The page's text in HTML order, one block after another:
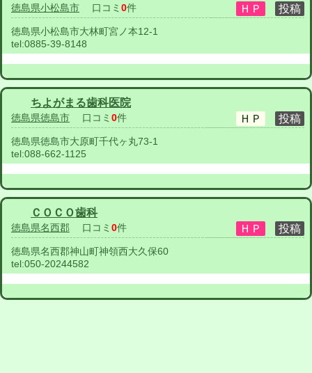
徳島県小松島市 口コミ 0件
徳島県小松島市大林町宮ノ本12-1
tel:0885-39-8148
ちよがまる歯科医院
徳島県徳島市 口コミ 0件
徳島県徳島市大原町千代ヶ丸73-1
tel:088-662-1125
ＣＯＣＯ歯科
徳島県名西郡 口コミ 0件
徳島県名西郡神山町神領西大久保60
tel:050-20244582